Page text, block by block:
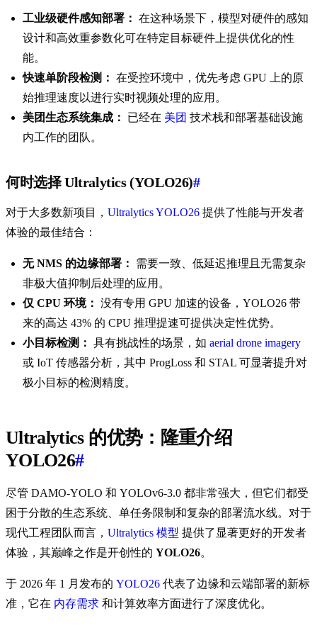
工业级硬件感知部署： 在这种场景下，模型对硬件的感知
设计和高效重参数化可在特定目标硬件上提供优化的性
能。
快速单阶段检测： 在受控环境中，优先考虑 GPU 上的原
始推理速度以进行实时视频处理的应用。
美团生态系统集成：
已经在 美团 技术栈和部署基础设施
内工作的团队。
何时选择 Ultralytics (YOLO26)#
对于大多数新项目， Ultralytics YOLO26 提供了性能与开发者
体验的最佳结合：
无 NMS 的边缘部署：
需要一致、低延迟推理且无需复杂
非极大值抑制后处理的应用。
仅 CPU 环境： 没有专用 GPU 加速的设备，YOLO26 带
来的高达 43% 的 CPU 推理提速可提供决定性优势。
小目标检测： 具有挑战性的场景，如 aerial drone imagery
或 IoT 传感器分析，其中 ProgLoss 和 STAL 可显著提升对
极小目标的检测精度。
Ultralytics 的优势：隆重介绍
YOLO26#
尽管 DAMO-YOLO 和 YOLOv6-3.0 都非常强大，但它们都受
困于分散的生态系统、单任务限制和复杂的部署流水线。对于
现代工程团队而言， Ultralytics 模型 提供了显著更好的开发者
体验，其巅峰之作是开创性的 YOLO26。
于 2026 年 1 月发布的 YOLO26 代表了边缘和云端部署的新标
准，它在 内存需求 和计算效率方面进行了深度优化。